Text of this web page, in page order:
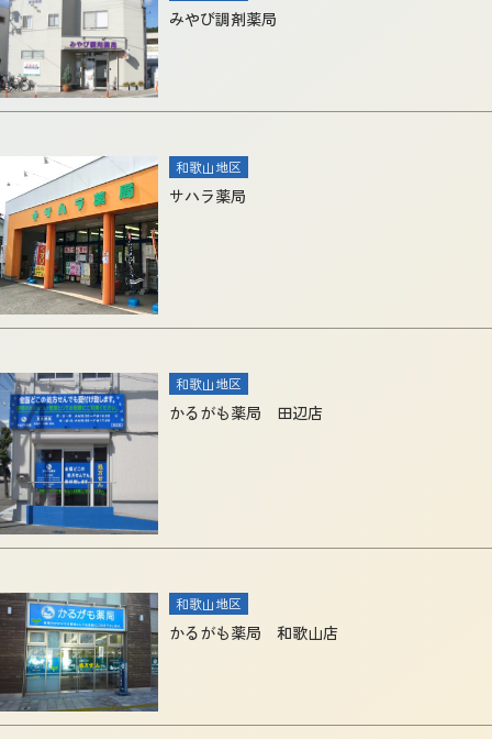
みやび調剤薬局
和歌山地区
サハラ薬局
和歌山地区
かるがも薬局 田辺店
和歌山地区
かるがも薬局 和歌山店